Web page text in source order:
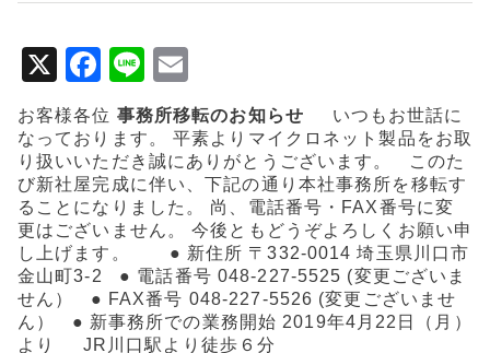
X
F
a
c
e
b
o
o
k
Li
n
e
m
ai
l
お客様各位 事務所移転のお知らせ いつもお世話に
なっております。 平素よりマイクロネット製品をお取
り扱いいただき誠にありがとうございます。 このた
び新社屋完成に伴い、下記の通り本社事務所を移転す
ることになりました。 尚、電話番号・FAX番号に変
更はございません。 今後ともどうぞよろしくお願い申
し上げます。 ● 新住所 〒332-0014 埼玉県川口市
金山町3-2 ● 電話番号 048-227-5525 (変更ございま
せん） ● FAX番号 048-227-5526 (変更ございませ
ん） ● 新事務所での業務開始 2019年4月22日（月）
より JR川口駅より徒歩６分